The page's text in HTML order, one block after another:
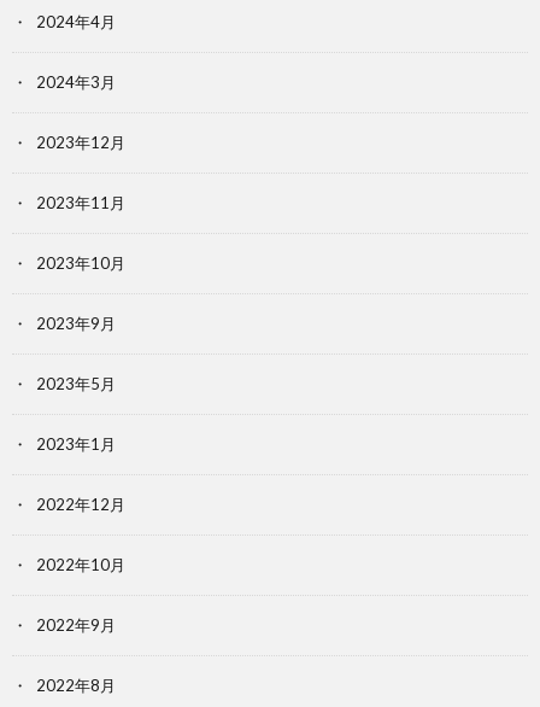
2024年4月
2024年3月
2023年12月
2023年11月
2023年10月
2023年9月
2023年5月
2023年1月
2022年12月
2022年10月
2022年9月
2022年8月